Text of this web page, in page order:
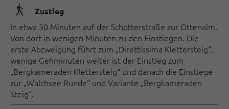
🛬 Zustieg
In etwa 30 Minuten auf der Schotterstraße zur Ottenalm.
Von dort in wenigen Minuten zu den Einstiegen. Die
erste Abzweigung führt zum „Direttissima Klettersteig“,
wenige Gehminuten weiter ist der Einstieg zum
„Bergkameraden Klettersteig“ und danach die Einstiege
zur „Walchsee Runde“ und Variante „Bergkameraden
Steig“.